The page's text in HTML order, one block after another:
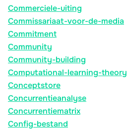
Commerciele-uiting
Commissariaat-voor-de-media
Commitment
Community
Community-building
Computational-learning-theory
Conceptstore
Concurrentieanalyse
Concurrentiematrix
Config-bestand